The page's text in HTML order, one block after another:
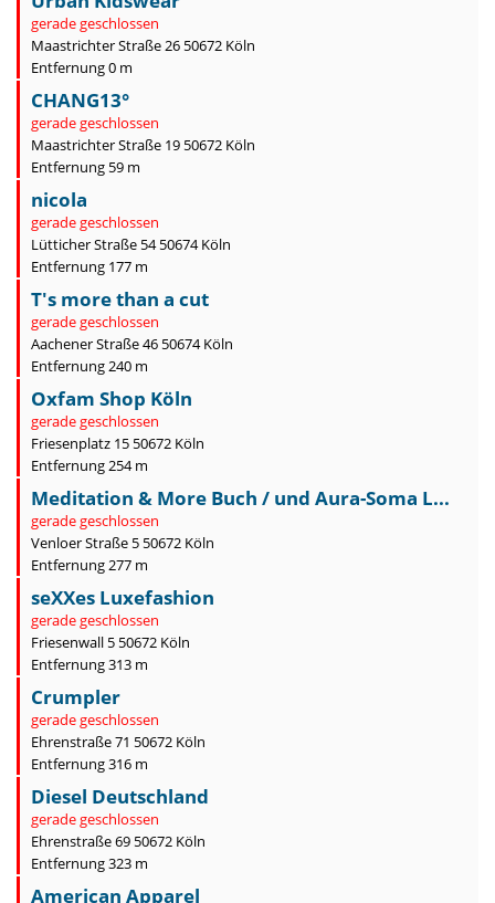
gerade geschlossen
Maastrichter Straße 26 50672 Köln
Entfernung 0 m
CHANG13°
gerade geschlossen
Maastrichter Straße 19 50672 Köln
Entfernung 59 m
nicola
gerade geschlossen
Lütticher Straße 54 50674 Köln
Entfernung 177 m
T's more than a cut
gerade geschlossen
Aachener Straße 46 50674 Köln
Entfernung 240 m
Oxfam Shop Köln
gerade geschlossen
Friesenplatz 15 50672 Köln
Entfernung 254 m
Meditation & More Buch / und Aura-Soma L...
gerade geschlossen
Venloer Straße 5 50672 Köln
Entfernung 277 m
seXXes Luxefashion
gerade geschlossen
Friesenwall 5 50672 Köln
Entfernung 313 m
Crumpler
gerade geschlossen
Ehrenstraße 71 50672 Köln
Entfernung 316 m
Diesel Deutschland
gerade geschlossen
Ehrenstraße 69 50672 Köln
Entfernung 323 m
American Apparel